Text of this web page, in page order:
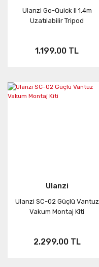
Ulanzi Go-Quick II 1.4m
Uzatılabilir Tripod
1.199,00 TL
Ulanzi
Ulanzi SC-02 Güçlü Vantuz
Vakum Montaj Kiti
2.299,00 TL